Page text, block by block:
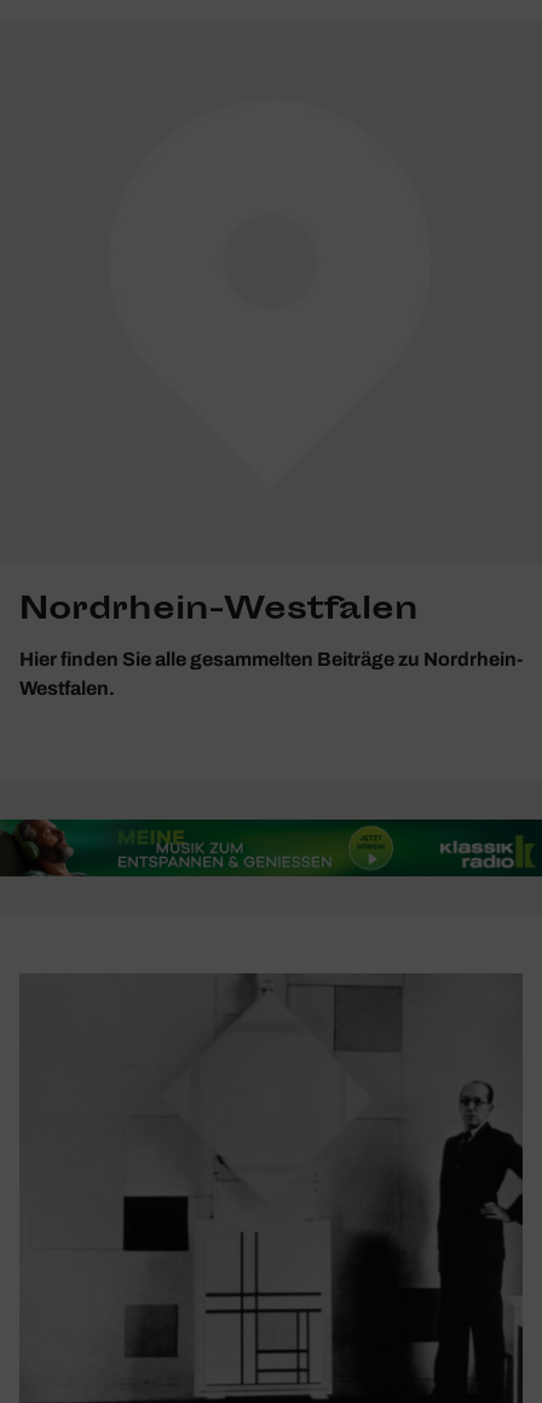
Nordrhein-Westfalen
Hier finden Sie alle gesammelten Beiträge zu Nordrhein-
Westfalen.